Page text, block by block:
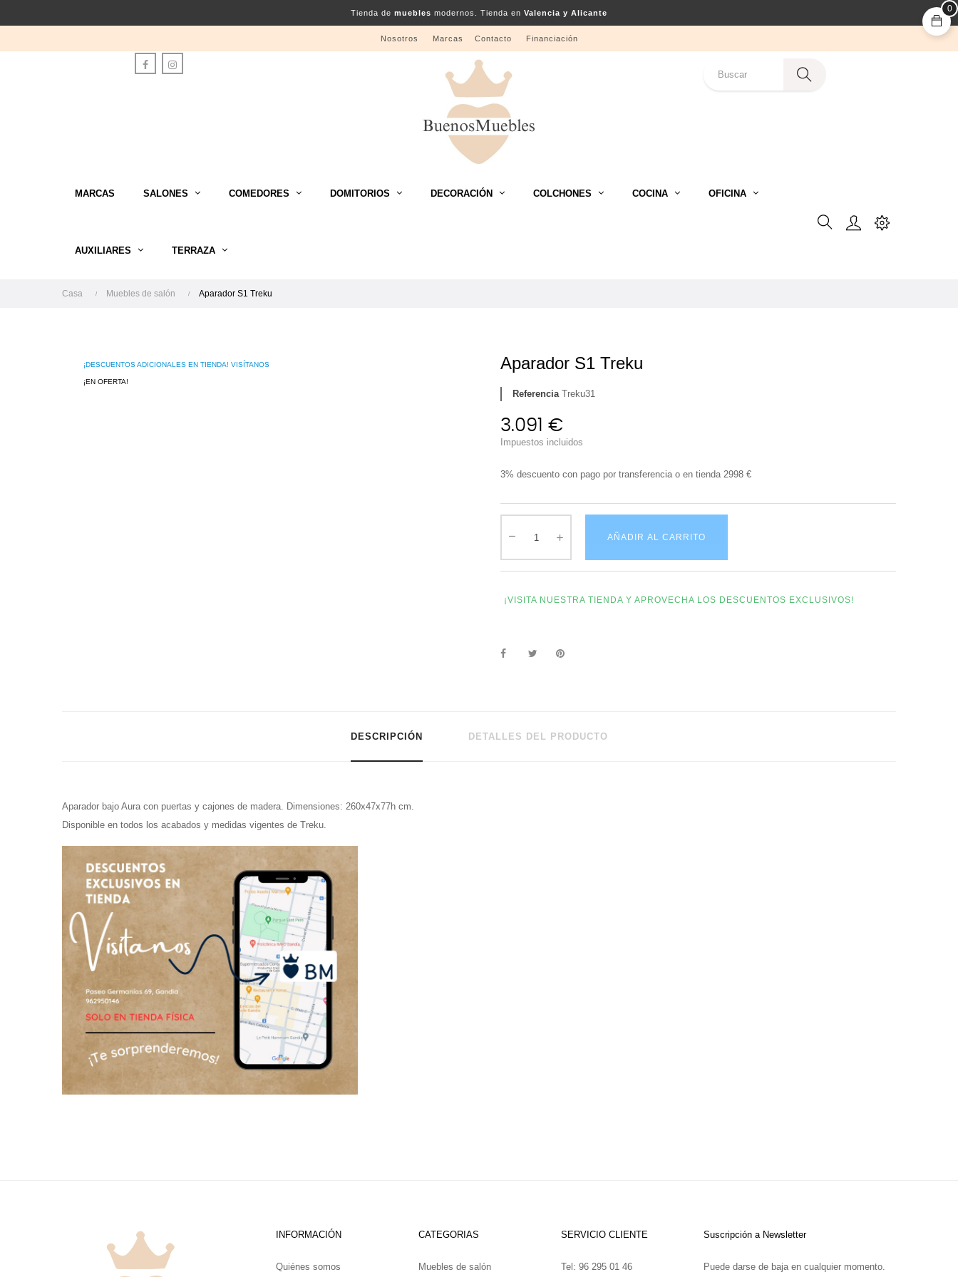
Tienda de muebles modernos. Tienda en Valencia y Alicante
Nosotros Marcas Contacto Financiación
Facebook
MARCAS SALONES COMEDORES DOMITORIOS DECORACIÓN COLCHONES COCINA OFICINA
AUXILIARES TERRAZA
Casa Muebles de salón Aparador S1 Treku
¡DESCUENTOS ADICIONALES EN TIENDA! VISÍTANOS
¡EN OFERTA!
Aparador S1 Treku
Referencia Treku31
3.091 €
Impuestos incluidos
3% descuento con pago por transferencia o en tienda 2998 €
AÑADIR AL CARRITO
¡VISITA NUESTRA TIENDA Y APROVECHA LOS DESCUENTOS EXCLUSIVOS!
DESCRIPCIÓN DETALLES DEL PRODUCTO
Aparador bajo Aura con puertas y cajones de madera. Dimensiones: 260x47x77h cm.
Disponible en todos los acabados y medidas vigentes de Treku.
INFORMACIÓN
Quiénes somos
CATEGORIAS
Muebles de salón
SERVICIO CLIENTE
Tel: 96 295 01 46
Suscripción a Newsletter
Puede darse de baja en cualquier momento.
0